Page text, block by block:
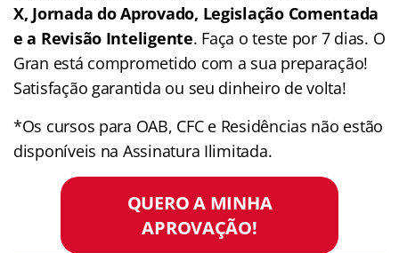
X, Jornada do Aprovado, Legislação Comentada
e a Revisão Inteligente. Faça o teste por 7 dias. O
Gran está comprometido com a sua preparação!
Satisfação garantida ou seu dinheiro de volta!
*Os cursos para OAB, CFC e Residências não estão
disponíveis na Assinatura Ilimitada.
QUERO A MINHA
APROVAÇÃO!